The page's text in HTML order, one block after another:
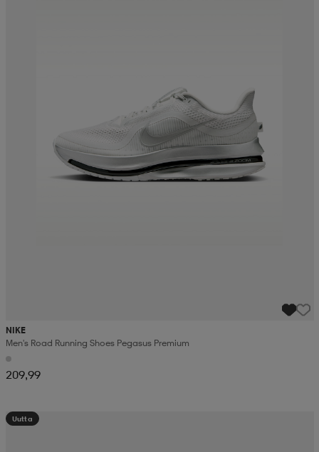
NIKE
Men's Road Running Shoes Pegasus Premium
209,99
Uutta